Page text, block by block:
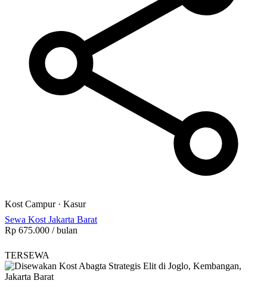
Kost Campur· Kasur
Sewa Kost Jakarta Barat
Rp 675.000 / bulan
TERSEWA